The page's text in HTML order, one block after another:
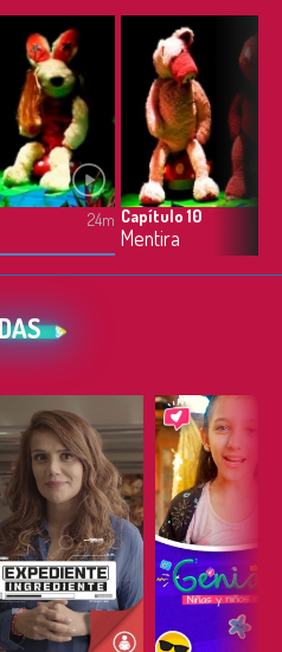
24m Capítulo 10
Mentira
ESCUCHAR